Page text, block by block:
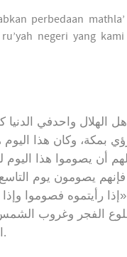
perbedaan
negeri yang
الهلال واحدفي
رؤي بمكة، وكان هذا
أن يصوموا هذا
يصومون يوم
رأيتموه فصوموا
طلوع الفجر وغروب
.